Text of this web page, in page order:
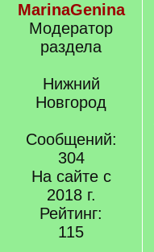
MarinaGenina
Модератор
раздела
Нижний
Новгород
Сообщений:
304
На сайте с
2018 г.
Рейтинг:
115